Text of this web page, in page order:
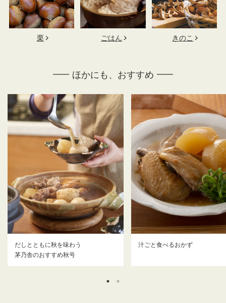
栗 ごはん きのこ
ほかにも、おすすめ
だしとともに秋を味わう
茅乃舎のおすすめ秋号
汁ごと食べるおかず